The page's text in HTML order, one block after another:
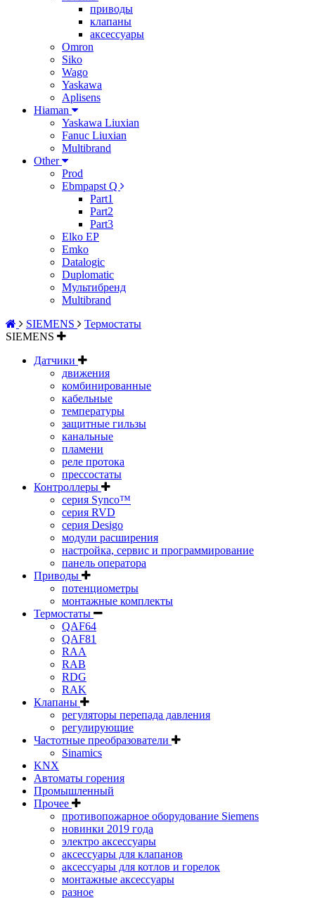
приводы
клапаны
аксессуары
Omron
Siko
Wago
Yaskawa
Aplisens
Hiaman
Yaskawa Liuxian
Fanuc Liuxian
Multibrand
Other
Prod
Ebmpapst Q
Part1
Part2
Part3
Elko EP
Emko
Datalogic
Duplomatic
Мультибренд
Multibrand
SIEMENS
Термостаты
SIEMENS
Датчики
движения
комбинированные
кабельные
температуры
защитные гильзы
канальные
пламени
реле протока
прессостаты
Контроллеры
серия Synco™
серия RVD
серия Desigo
модули расширения
настройка, сервис и программирование
панель оператора
Приводы
потенциометры
монтажные комплекты
Термостаты
QAF64
QAF81
RAA
RAB
RDG
RAK
Клапаны
регуляторы перепада давления
регулирующие
Частотные преобразователи
Sinamics
KNX
Автоматы горения
Промышленный
Прочее
противопожарное оборудование Siemens
новинки 2019 года
электро аксессуары
аксессуары для клапанов
аксессуары для котлов и горелок
монтажные аксессуары
разное